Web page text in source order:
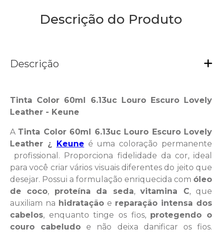
Descrição do Produto
Descrição
Tinta Color 60ml 6.13uc Louro Escuro Lovely
Leather - Keune
A Tinta Color 60ml 6.13uc Louro Escuro Lovely
Leather ¿ Keune é uma coloração permanente
profissional. Proporciona fidelidade da cor, ideal
para você criar vários visuais diferentes do jeito que
desejar. Possui a formulação enriquecida com óleo
de coco, proteína da seda,vitamina C, que
auxiliam na hidratação e reparação intensa dos
cabelos, enquanto tinge os fios, protegendo o
couro cabeludo e não deixa danificar os fios.